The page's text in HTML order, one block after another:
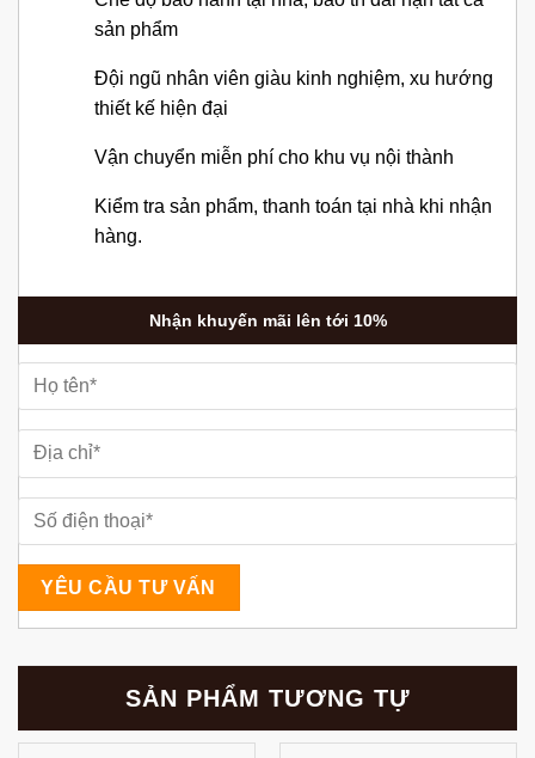
sản phẩm
Đội ngũ nhân viên giàu kinh nghiệm, xu hướng
thiết kế hiện đại
Vận chuyển miễn phí cho khu vụ nội thành
Kiểm tra sản phẩm, thanh toán tại nhà khi nhận
hàng.
Nhận khuyến mãi lên tới 10%
SẢN PHẨM TƯƠNG TỰ